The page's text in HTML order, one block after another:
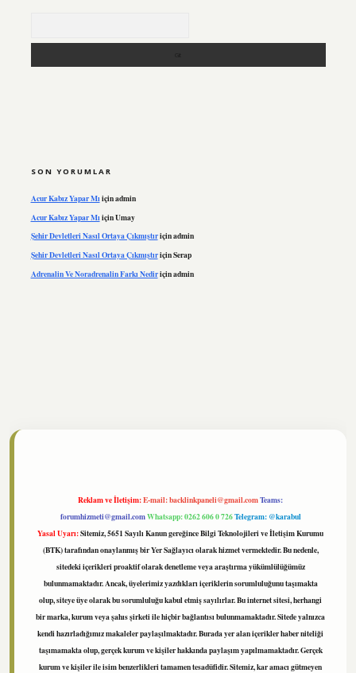
SON YORUMLAR
Acur Kabız Yapar Mıiçinadmin
Acur Kabız Yapar Mı içinUmay
Şehir Devletleri Nasıl Ortaya Çıkmıştıriçinadmin
Şehir Devletleri Nasıl Ortaya ÇıkmıştıriçinSerap
Adrenalin Ve Noradrenalin Farkı Nediriçinadmin
Reklam ve İletişim:E-mail:backlinkpaneli@gmail.comTeams:
forumhizmeti@gmail.comWhatsapp: 0262 606 0 726Telegram: @karabul
Yasal Uyarı:Sitemiz, 5651 Sayılı Kanun gereğince Bilgi Teknolojileri ve İletişim Kurumu
(BTK) tarafından onaylanmış bir Yer Sağlayıcı olarak hizmet vermektedir. Bu nedenle,
sitedeki içerikleri proaktif olarak denetleme veya araştırma yükümlülüğümüz
bulunmamaktadır. Ancak, üyelerimiz yazdıkları içeriklerin sorumluluğunu taşımakta
olup, siteye üye olarak bu sorumluluğu kabul etmiş sayılırlar. Bu internet sitesi, herhangi
bir marka, kurum veya şahıs şirketi ile hiçbir bağlantısı bulunmamaktadır. Sitede yalnızca
kendi hazırladığımız makaleler paylaşılmaktadır. Burada yer alan içerikler haber niteliği
taşımamakta olup, gerçek kurum ve kişiler hakkında paylaşım yapılmamaktadır. Gerçek
kurum ve kişiler ile isim benzerlikleri tamamen tesadüfidir. Sitemiz, kar amacı gütmeyen